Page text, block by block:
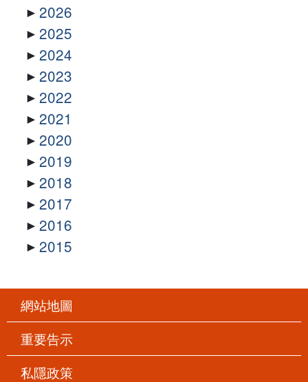
2026
2025
2024
2023
2022
2021
2020
2019
2018
2017
2016
2015
網站地圖
重要告示
私隱政策